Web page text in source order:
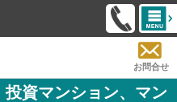
お問合せ
資マンション、マン